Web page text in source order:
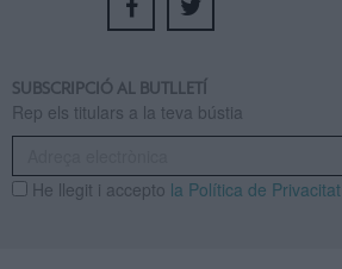
SUBSCRIPCIÓ AL BUTLLETÍ
Rep els titulars a la teva bústia
He llegit i accepto la Política de Privacitat